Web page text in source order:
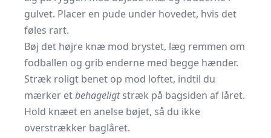
gulvet. Placer en pude under hovedet, hvis det
føles rart.
Bøj det højre knæ mod brystet, læg remmen om
fodballen og grib enderne med begge hænder.
Stræk roligt benet op mod loftet, indtil du
mærker etbehageligtstræk på bagsiden af låret.
Hold knæet en anelse bøjet, så du ikke
overstrækker baglåret.